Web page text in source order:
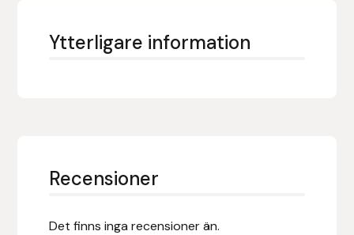
Ytterligare information
Recensioner
Det finns inga recensioner än.
Sonnenreiter